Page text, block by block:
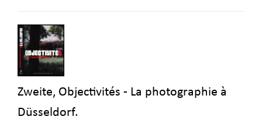
Zweite, Objectivités - La photographie à
Düsseldorf.